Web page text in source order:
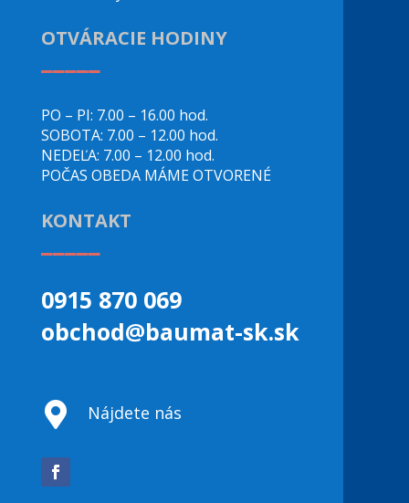
OTVÁRACIE HODINY
PO – PI: 7.00 – 16.00 hod.
SOBOTA: 7.00 – 12.00 hod.
NEDEĽA: 7.00 – 12.00 hod.
POČAS OBEDA MÁME OTVORENÉ
KONTAKT
0915 870 069
obchod@baumat-sk.sk
 Nájdete nás